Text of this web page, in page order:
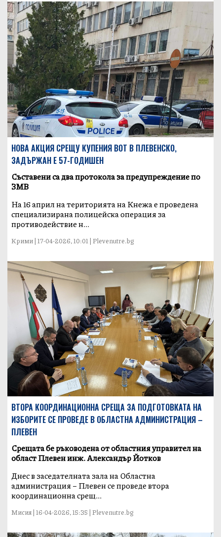
НОВА АКЦИЯ СРЕЩУ КУПЕНИЯ ВОТ В ПЛЕВЕНСКО,
ЗАДЪРЖАН Е 57-ГОДИШЕН
Съставени са два протокола за предупреждение по
ЗМВ
На 16 април на територията на Кнежа е проведена
специализирана полицейска операция за
противодействие н...
Крими | 17-04-2026, 10:01 | Plevenutre.bg
ВТОРА КООРДИНАЦИОННА СРЕЩА ЗА ПОДГОТОВКАТА НА
ИЗБОРИТЕ СЕ ПРОВЕДЕ В ОБЛАСТНА АДМИНИСТРАЦИЯ –
ПЛЕВЕН
Срещата бе ръководена от областния управител на
област Плевен инж. Александър Йотков
Днес в заседателната зала на Областна
администрация – Плевен се проведе втора
координационна срещ...
Мисия | 16-04-2026, 15:35 | Plevenutre.bg